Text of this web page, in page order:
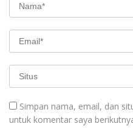
Simpan nama, email, dan
untuk komentar saya